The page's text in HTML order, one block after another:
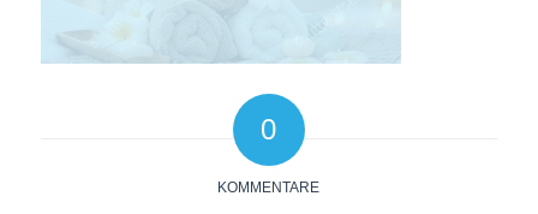
0
KOMMENTARE